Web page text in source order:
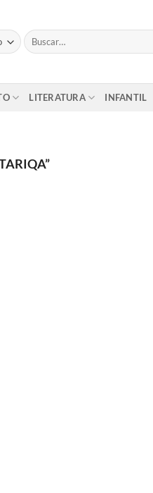
Buscar
por:
LITERATURA INFANTIL